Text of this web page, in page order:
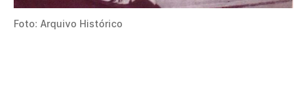
Foto: Arquivo Histórico